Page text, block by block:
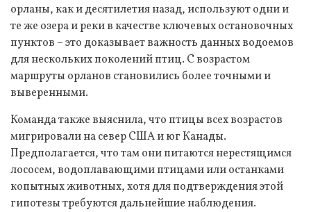
орланы, как и десятилетия назад, используют одни и
те же озера и реки в качестве ключевых остановочных
пунктов – это доказывает важность данных водоемов
для нескольких поколений птиц. С возрастом
маршруты орланов становились более точными и
выверенными.
Команда также выяснила, что птицы всех возрастов
мигрировали на север США и юг Канады.
Предполагается, что там они питаются нерестящимся
лососем, водоплавающими птицами или останками
копытных животных, хотя для подтверждения этой
гипотезы требуются дальнейшие наблюдения.